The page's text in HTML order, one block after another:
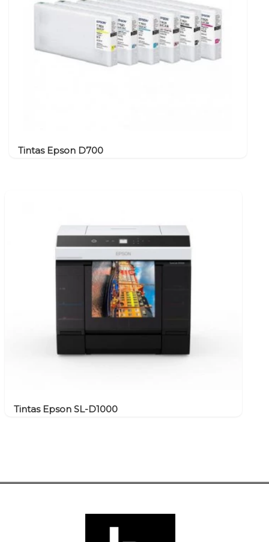
Tintas Epson D700
Tintas Epson SL-D1000